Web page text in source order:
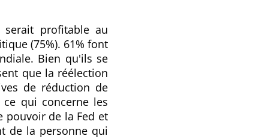
serait profitable au
(75%). 61% font
Bien qu'ils se
que la réélection
de réduction de
qui concerne les
pouvoir de la Fed et
de la personne qui